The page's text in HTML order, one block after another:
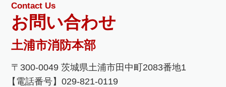
Contact Us
お問い合わせ
土浦市消防本部
〒300-0049 茨城県土浦市田中町2083番地1
【電話番号】029-821-0119